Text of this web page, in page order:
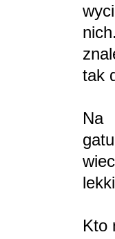
tak
Na
Kto